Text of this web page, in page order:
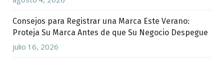
Consejos para Registrar una Marca Este Verano:
Proteja Su Marca Antes de que Su Negocio Despegue
julio 16, 2026